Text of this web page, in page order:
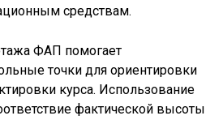
средствам.
ФАП помогает
точки для ориентировки
курса. Использование
фактической высоты